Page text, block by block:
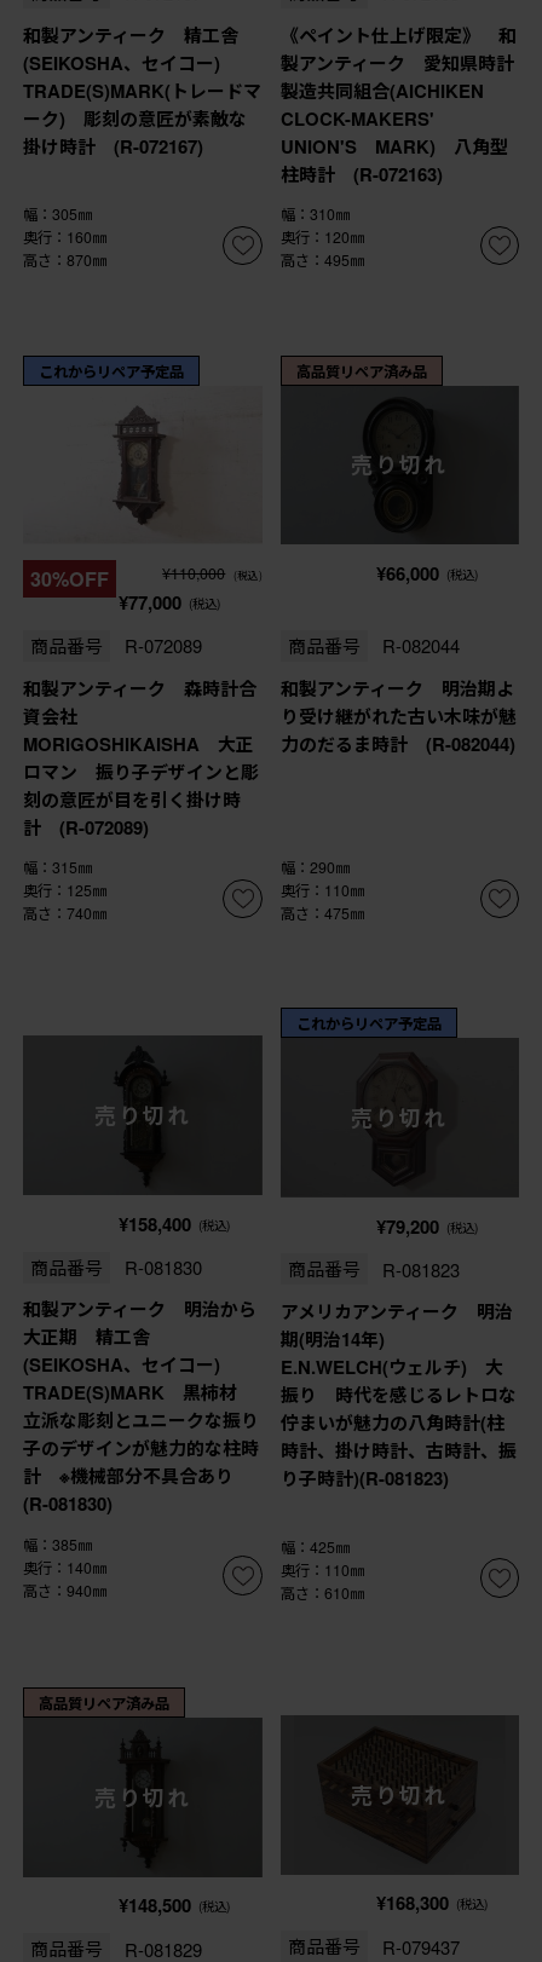
和製アンティーク 精工舎
(SEIKOSHA、セイコー)
TRADE(S)MARK(トレードマ
ーク) 彫刻の意匠が素敵な
掛け時計 (R-072167)
幅：305㎜
奥行：160㎜
高さ：870㎜
《ペイント仕上げ限定》 和
製アンティーク 愛知県時計
製造共同組合(AICHIKEN
CLOCK-MAKERS'
UNION'S MARK) 八角型
柱時計 (R-072163)
幅：310㎜
奥行：120㎜
高さ：495㎜
これからリペア予定品
30%OFF ¥110,000 (税込)
¥77,000 (税込)
商品番号 R-072089
和製アンティーク 森時計合
資会社
MORIGOSHIKAISHA 大正
ロマン 振り子デザインと彫
刻の意匠が目を引く掛け時
計 (R-072089)
幅：315㎜
奥行：125㎜
高さ：740㎜
高品質リペア済み品
売り切れ
¥66,000 (税込)
商品番号 R-082044
和製アンティーク 明治期よ
り受け継がれた古い木味が魅
力のだるま時計 (R-082044)
幅：290㎜
奥行：110㎜
高さ：475㎜
売り切れ
¥158,400 (税込)
商品番号 R-081830
和製アンティーク 明治から
大正期 精工舎
(SEIKOSHA、セイコー)
TRADE(S)MARK 黒柿材
立派な彫刻とユニークな振り
子のデザインが魅力的な柱時
計 ※機械部分不具合あり
(R-081830)
幅：385㎜
奥行：140㎜
高さ：940㎜
これからリペア予定品
売り切れ
¥79,200 (税込)
商品番号 R-081823
アメリカアンティーク 明治
期(明治14年)
E.N.WELCH(ウェルチ) 大
振り 時代を感じるレトロな
佇まいが魅力の八角時計(柱
時計、掛け時計、古時計、振
り子時計)(R-081823)
幅：425㎜
奥行：110㎜
高さ：610㎜
高品質リペア済み品
売り切れ
¥148,500 (税込)
商品番号 R-081829
売り切れ
¥168,300 (税込)
商品番号 R-079437